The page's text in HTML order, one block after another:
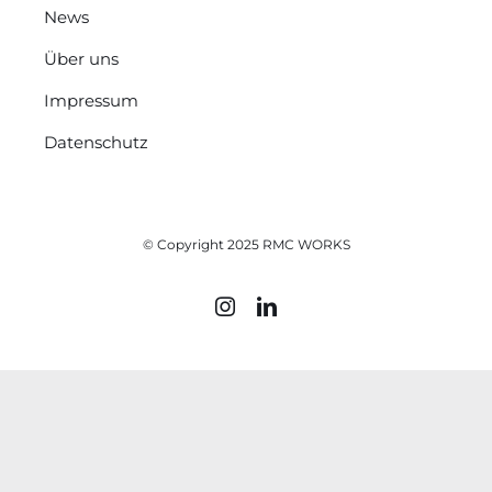
News
Über uns
Impressum
Datenschutz
© Copyright 2025 RMC WORKS